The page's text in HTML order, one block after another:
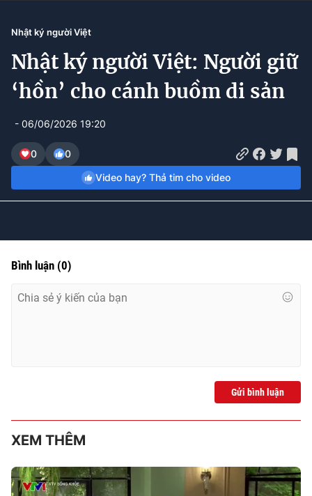
Pháp luật
Xã hội
Kinh tế
Thế giới
Công nghệ
Current
0:12 / Duration
5:20
Nhật ký người Việt
Nhật ký người Việt: Người giữ
‘hồn’ cho cánh buồm di sản
- 06/06/2026 19:20
0
0
Video hay? Thả tim cho video
Bình luận (0)
Gửi bình luận
XEM THÊM